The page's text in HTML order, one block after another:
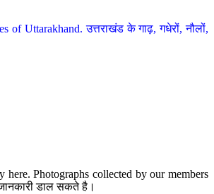
of Uttarakhand. उत्तराखंड के गाढ़, गधेरों, नौलों,
Photographs collected by our members
डाल सकते है।